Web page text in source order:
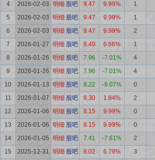
4
2026-02-03 明细 股吧 9.47 9.99% 1
5
2026-02-03 明细 股吧 9.47 9.99% 1
6
2026-02-03 明细 股吧 9.47 9.99% 2
7
2026-01-27 明细 股吧 8.49 6.66% 1
8
2026-01-26 明细 股吧 7.96 -7.01% 4
9
2026-01-26 明细 股吧 7.96 -7.01% 4
10
2026-01-13 明细 股吧 8.22 -9.07% 0
11
2026-01-07 明细 股吧 8.30 1.84% 2
12
2026-01-06 明细 股吧 8.15 9.99% 0
13
2026-01-06 明细 股吧 8.15 9.99% 0
14
2026-01-05 明细 股吧 7.41 -7.61% 2
15
2025-12-31 明细 股吧 8.02 6.79% 3